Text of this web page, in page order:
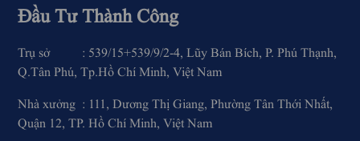
Đầu Tư Thành Công
Trụ sở : 539/15+539/9/2-4, Lũy Bán Bích, P. Phú Thạnh,
Q.Tân Phú, Tp.Hồ Chí Minh, Việt Nam
Nhà xưởng : 111, Dương Thị Giang, Phường Tân Thới Nhất,
Quận 12, TP. Hồ Chí Minh, Việt Nam